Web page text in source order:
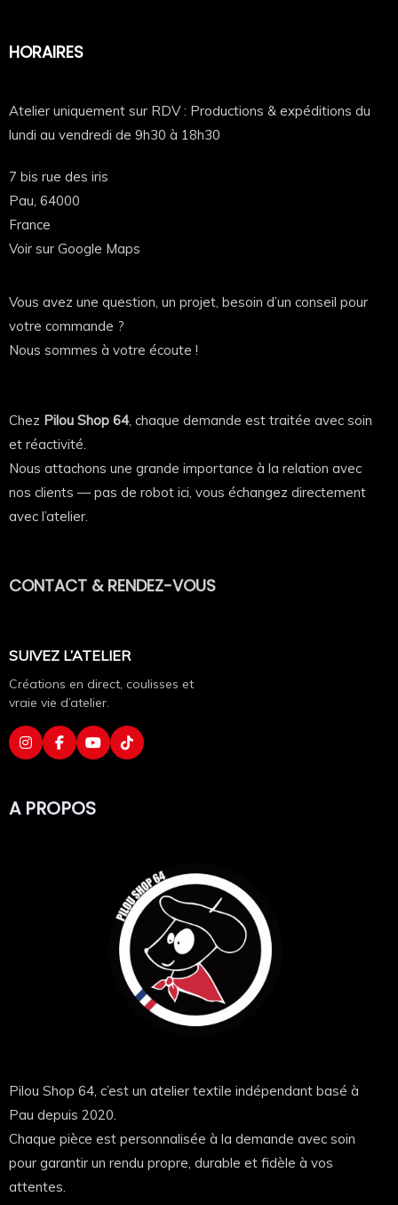
💥 un groupe stylé
Qualité Pilou Shop 64 – zéro compromis
Comme d’habitude, on ne fait pas les choses à
moitié.
Bonne tenue dans le temps
👉 Que ce soit pour une journée ou pour le garder
Facile à porter, facile à aimer
Autour du cou (version classique 🔥)
Sur la tête
Au poignet
Accroché à un sac
Tu ajoutes ton visuel
Tu commandes
On s’occupe du reste 💪
👉 Et quelques jours après, ton bandana est prêt à
Pourquoi choisir Pilou Shop 64 ?
Un vrai atelier à Pau, du travail propre et une vraie
attention portée à chaque commande.
👉 Satisfaction client au centre
ce bandana personnalisé ne passera clairement pas
inaperçu.
HORAIRES
Atelier uniquement sur RDV : Productions & expéditions du
lundi au vendredi de 9h30 à 18h30
7 bis rue des iris
Pau, 64000
France
Voir sur Google Maps
Vous avez une question, un projet, besoin d’un conseil pour
votre commande ?
Nous sommes à votre écoute !
Chez Pilou Shop 64, chaque demande est traitée avec soin
et réactivité.
Nous attachons une grande importance à la relation avec
nos clients — pas de robot ici, vous échangez directement
avec l’atelier.
CONTACT & RENDEZ-VOUS
SUIVEZ L’ATELIER
Créations en direct, coulisses et
vraie vie d’atelier.
A PROPOS
Pilou Shop 64, c’est un atelier textile indépendant basé à
Pau depuis 2020.
Chaque pièce est personnalisée à la demande avec soin
pour garantir un rendu propre, durable et fidèle à vos
attentes.